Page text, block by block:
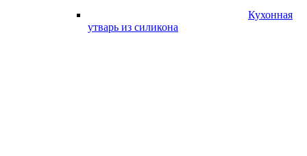
Кухонная
утварь из силикона